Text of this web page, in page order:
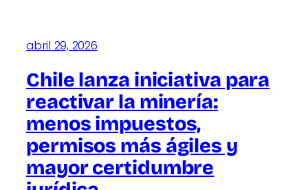
abril 29, 2026
Chile lanza iniciativa para
reactivar la minería:
menos impuestos,
permisos más ágiles y
mayor certidumbre